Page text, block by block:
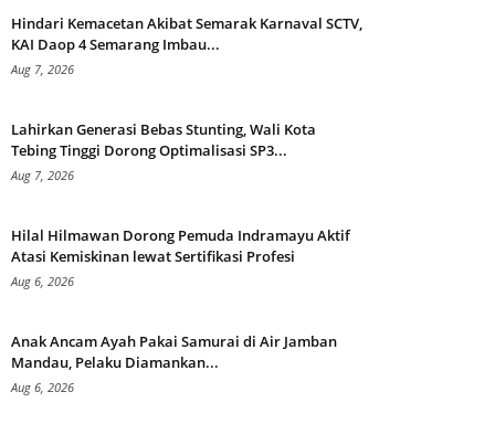
Hindari Kemacetan Akibat Semarak Karnaval SCTV,
KAI Daop 4 Semarang Imbau...
Aug 7, 2026
Lahirkan Generasi Bebas Stunting, Wali Kota
Tebing Tinggi Dorong Optimalisasi SP3...
Aug 7, 2026
Hilal Hilmawan Dorong Pemuda Indramayu Aktif
Atasi Kemiskinan lewat Sertifikasi Profesi
Aug 6, 2026
Anak Ancam Ayah Pakai Samurai di Air Jamban
Mandau, Pelaku Diamankan...
Aug 6, 2026